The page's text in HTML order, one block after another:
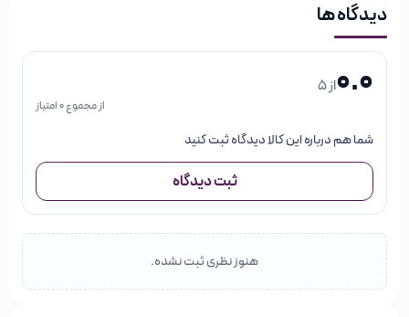
دیدگاه ها
0.0از 5
از مجموع 0 امتیاز
شما هم درباره این کالا دیدگاه ثبت کنید
ثبت دیدگاه
هنوز نظری ثبت نشده.